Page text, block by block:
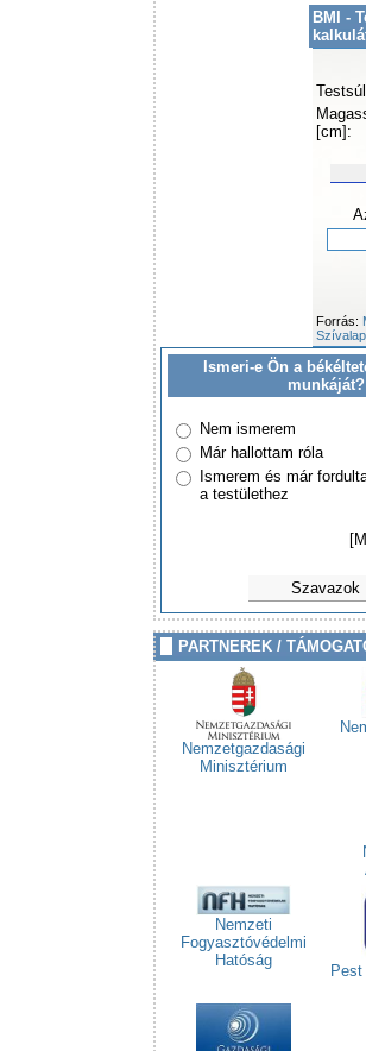
BMI -
[cm]:
Forrás:
Ismeri-e Ön a
munkáját?
Nem ismerem
Már hallottam róla
Ismerem és már
a testülethez
Szavazok
PARTNEREK /
Nemzetgazdasági
Minisztérium
Nemzeti
Fogyasztóvédelmi
Hatóság